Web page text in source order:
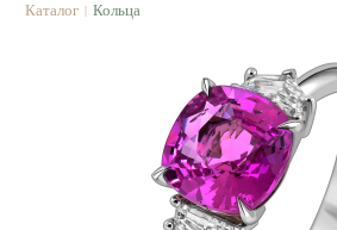
Каталог | Кольца